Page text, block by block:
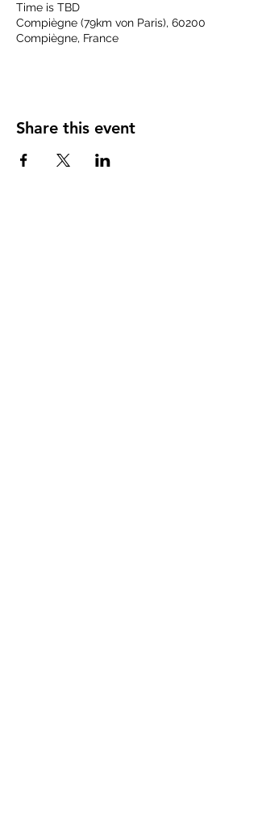
Time is TBD
Compiègne (79km von Paris), 60200
Compiègne, France
Share this event